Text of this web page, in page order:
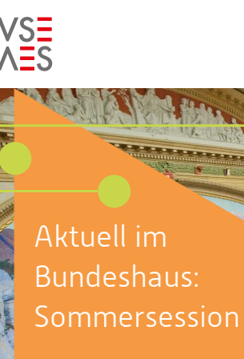
Aktuell im
Bundeshaus:
Sommersession